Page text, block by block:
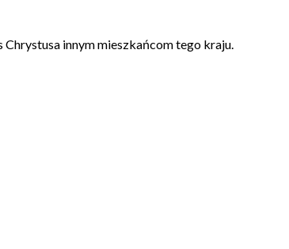
Chrystusa innym mieszkańcom tego kraju.